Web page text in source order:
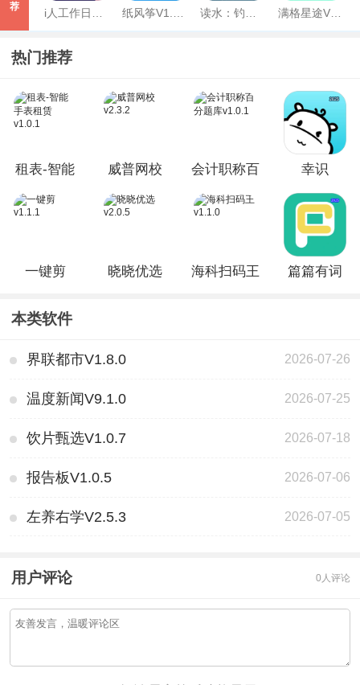
荐
热门推荐
租表-智能
v1.0.1
威普网校
会计职称百
v1.0.1
幸识
一键剪
晓晓优选
海科扫码王
篇篇有词
本类软件
界联都市V1.8.0 2026-07-26
温度新闻V9.1.0 2026-07-25
饮片甄选V1.0.7 2026-07-18
报告板V1.0.5 2026-07-06
左养右学V2.5.3 2026-07-05
用户评论 0人评论